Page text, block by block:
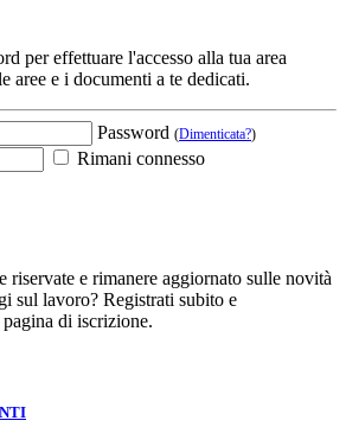
per effettuare l'accesso alla tua area
aree e i documenti a te dedicati.
Password (Dimenticata?)
Rimani connesso
riservate e rimanere aggiornato sulle novità
sul lavoro? Registrati subito e
di iscrizione.